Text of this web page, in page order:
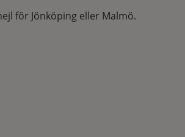
för Jönköping eller Malmö.